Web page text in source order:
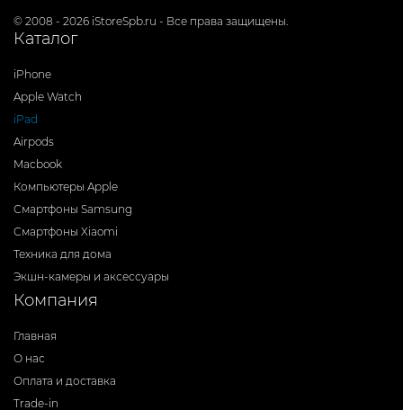
© 2008 - 2026 iStoreSpb.ru - Все права защищены.
Каталог
iPhone
Apple Watch
iPad
Airpods
Macbook
Компьютеры Apple
Смартфоны Samsung
Смартфоны Xiaomi
Техника для дома
Экшн-камеры и аксессуары
Компания
Главная
О нас
Оплата и доставка
Trade-in